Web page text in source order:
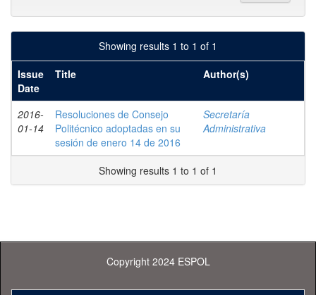
Showing results 1 to 1 of 1
Issue
Date
Title Author(s)
2016-
01-14
Resoluciones de Consejo
Politécnico adoptadas en su
sesión de enero 14 de 2016
Secretaría
Administrativa
Showing results 1 to 1 of 1
Copyright 2024 ESPOL